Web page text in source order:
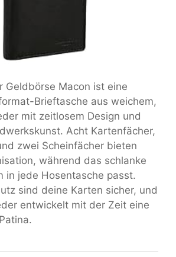
Geldbörse Macon ist eine
Brieftasche aus weichem,
mit zeitlosem Design und
Acht Kartenfächer,
zwei Scheinfächer bieten
während das schlanke
in jede Hosentasche passt.
sind deine Karten sicher, und
entwickelt mit der Zeit eine